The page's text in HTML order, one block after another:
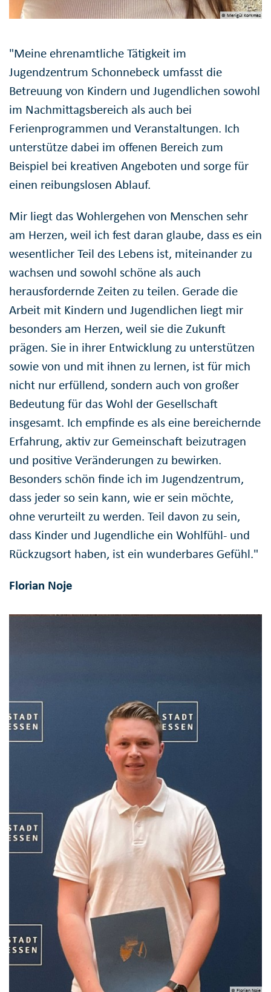
© Merigül Korkmaz
"Meine ehrenamtliche Tätigkeit im
Jugendzentrum Schonnebeck umfasst die
Betreuung von Kindern und Jugendlichen sowohl
im Nachmittagsbereich als auch bei
Ferienprogrammen und Veranstaltungen. Ich
unterstütze dabei im offenen Bereich zum
Beispiel bei kreativen Angeboten und sorge für
einen reibungslosen Ablauf.
Mir liegt das Wohlergehen von Menschen sehr
am Herzen, weil ich fest daran glaube, dass es ein
wesentlicher Teil des Lebens ist, miteinander zu
wachsen und sowohl schöne als auch
herausfordernde Zeiten zu teilen. Gerade die
Arbeit mit Kindern und Jugendlichen liegt mir
besonders am Herzen, weil sie die Zukunft
prägen. Sie in ihrer Entwicklung zu unterstützen
sowie von und mit ihnen zu lernen, ist für mich
nicht nur erfüllend, sondern auch von großer
Bedeutung für das Wohl der Gesellschaft
insgesamt. Ich empfinde es als eine bereichernde
Erfahrung, aktiv zur Gemeinschaft beizutragen
und positive Veränderungen zu bewirken.
Besonders schön finde ich im Jugendzentrum,
dass jeder so sein kann, wie er sein möchte,
ohne verurteilt zu werden. Teil davon zu sein,
dass Kinder und Jugendliche ein Wohlfühl- und
Rückzugsort haben, ist ein wunderbares Gefühl."
Florian Noje
© Florian Noje